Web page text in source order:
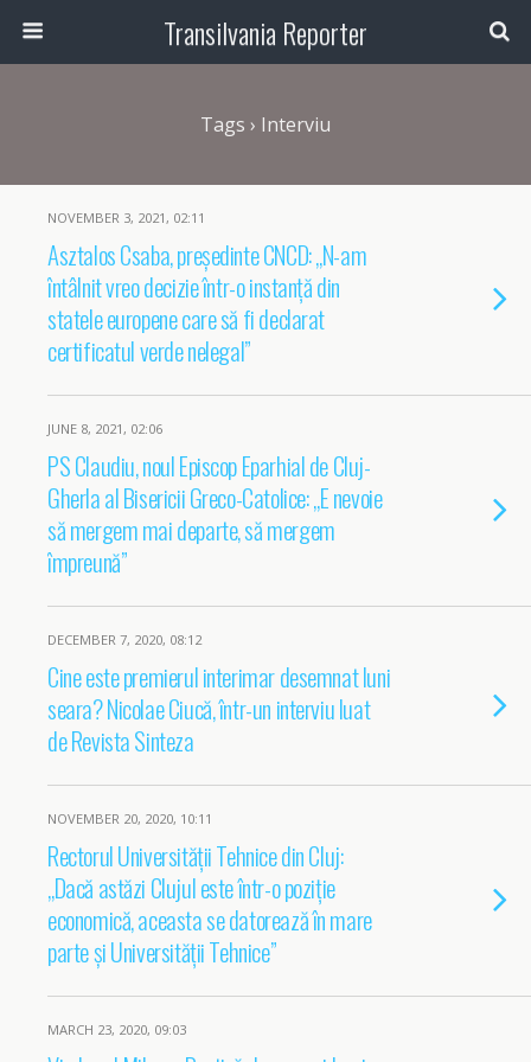
Transilvania Reporter
Tags › Interviu
NOVEMBER 3, 2021, 02:11
Asztalos Csaba, președinte CNCD: „N-am
întâlnit vreo decizie într-o instanță din
statele europene care să fi declarat
certificatul verde nelegal”
JUNE 8, 2021, 02:06
PS Claudiu, noul Episcop Eparhial de Cluj-
Gherla al Bisericii Greco-Catolice: „E nevoie
să mergem mai departe, să mergem
împreună”
DECEMBER 7, 2020, 08:12
Cine este premierul interimar desemnat luni
seara? Nicolae Ciucă, într-un interviu luat
de Revista Sinteza
NOVEMBER 20, 2020, 10:11
Rectorul Universității Tehnice din Cluj:
„Dacă astăzi Clujul este într-o poziție
economică, aceasta se datorează în mare
parte și Universității Tehnice”
MARCH 23, 2020, 09:03